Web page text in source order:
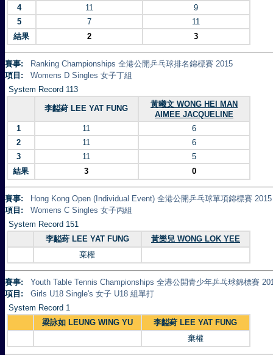
4
11
9
5
7
11
結果
2 3
賽事:
Ranking Championships 全港公開乒乓球排名錦標賽 2015
項目:
Womens D Singles 女子丁組
System Record 113
李齸葑 LEE YAT FUNG
黃曦文 WONG HEI MAN
AIMEE JACQUELINE
1
11
6
2
11
6
3
11
5
結果
3 0
賽事:
Hong Kong Open (Individual Event) 全港公開乒乓球單項錦標賽 2015
項目:
Womens C Singles 女子丙組
System Record 151
李齸葑 LEE YAT FUNG
黃樂兒 WONG LOK YEE
棄權
賽事:
Youth Table Tennis Championships 全港公開青少年乒乓球錦標賽
項目:
Girls U18 Single's 女子 U18 組單打
System Record 1
梁詠如 LEUNG WING YU
李齸葑 LEE YAT FUNG
棄權